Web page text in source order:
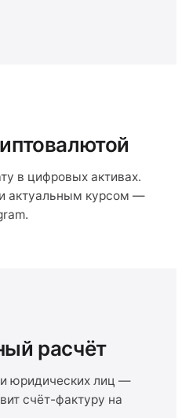
в цифровых активах.
актуальным курсом —
расчёт
юридических лиц —
счёт-фактуру на